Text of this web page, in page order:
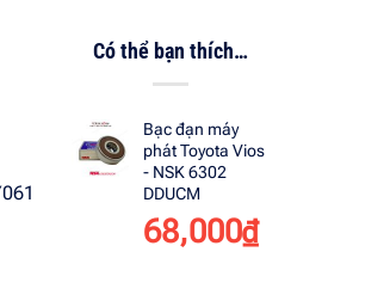
Có thể bạn thích…
Bạc đạn máy
phát Toyota Vios
- NSK 6302
DDUCM
68,000₫